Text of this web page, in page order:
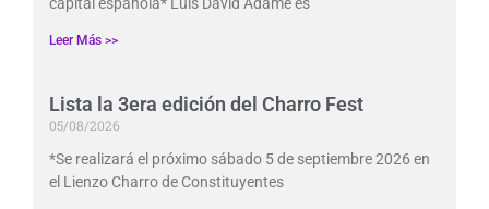
Leer Más >>
Lista la 3era edición del Charro Fest
05/08/2026
*Se realizará el próximo sábado 5 de septiembre 2026 en
el Lienzo Charro de Constituyentes